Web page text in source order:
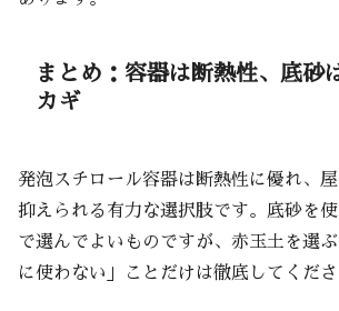
まとめ：容器は断熱性、底砂
カギ
発泡スチロール容器は断熱性に優れ、
抑えられる有力な選択肢です。底砂を
で選んでよいものですが、赤玉土を選
に使わない」ことだけは徹底してくださ